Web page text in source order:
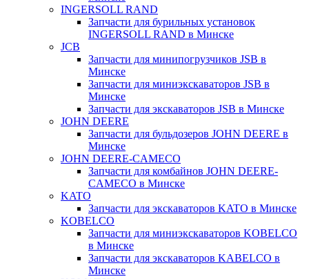
INGERSOLL RAND
Запчасти для бурильных установок
INGERSOLL RAND в Минске
JCB
Запчасти для минипогрузчиков JSB в
Минске
Запчасти для миниэкскаваторов JSB в
Минске
Запчасти для экскаваторов JSB в Минске
JOHN DEERE
Запчасти для бульдозеров JOHN DEERE в
Минске
JOHN DEERE-CAMECO
Запчасти для комбайнов JOHN DEERE-
CAMECO в Минске
KATO
Запчасти для экскаваторов KATO в Минске
KOBELCO
Запчасти для миниэкскаваторов KOBELCO
в Минске
Запчасти для экскаваторов KABELCO в
Минске